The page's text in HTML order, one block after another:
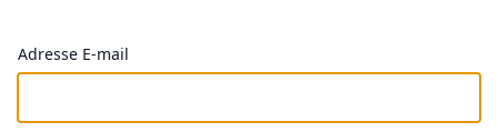
Adresse E-mail